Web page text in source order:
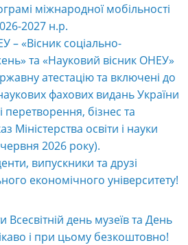
міжнародної мобільності
2027 н.р.
– «Вісник соціально-
та «Науковий вісник ОНЕУ»
атестацію та включені до
фахових видань України
перетворення, бізнес та
Міністерства освіти і науки
2026 року).
випускники та друзі
економічного університету!
Всесвітній день музеїв та День
і при цьому безкоштовно!